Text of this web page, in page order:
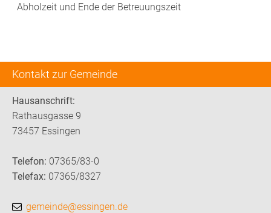
Kontakt zur Gemeinde
Hausanschrift:
Rathausgasse 9
73457 Essingen
Telefon: 07365/83-0
Telefax: 07365/8327
gemeinde@essingen.de
Abholzeit und Ende der Betreuungszeit